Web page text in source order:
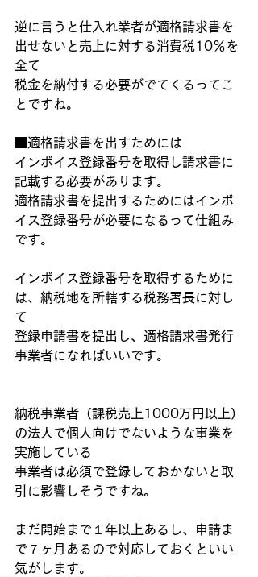
逆に言うと仕入れ業者が適格請求書を
出せないと売上に対する消費税10％を
全て
税金を納付する必要がでてくるってこ
とですね。
■適格請求書を出すためには
インボイス登録番号を取得し請求書に
記載する必要があります。
適格請求書を提出するためにはインボ
イス登録番号が必要になるって仕組み
です。
インボイス登録番号を取得するために
は、納税地を所轄する税務署長に対し
て
登録申請書を提出し、適格請求書発行
事業者になればいいです。
納税事業者（課税売上1000万円以上）
の法人で個人向けでないような事業を
実施している
事業者は必須で登録しておかないと取
引に影響しそうですね。
まだ開始まで１年以上あるし、申請ま
で７ヶ月あるので対応しておくといい
気がします。